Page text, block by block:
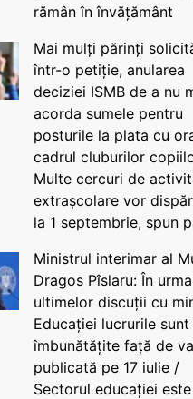
rămân în învățământ
Mai mulți părinți
într-o petiție, anularea
deciziei ISMB de a nu
acorda sumele pentru
posturile la plata cu
cadrul cluburilor
Multe cercuri de
extrașcolare vor
la 1 septembrie, spun
Ministrul interimar al
Dragos Pîslaru: În urma
ultimelor discuții cu
Educației lucrurile
îmbunătățite față de
publicată pe 17 iulie /
Sectorul educației este